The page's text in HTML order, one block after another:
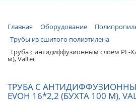
Главная Оборудование
Трубы из сшитого полиэтилена
Труба с антидиффузионным слоем PE-
м), Valtec
ТРУБА С
EVOH 16*2,2 (БУХТА 100 М),